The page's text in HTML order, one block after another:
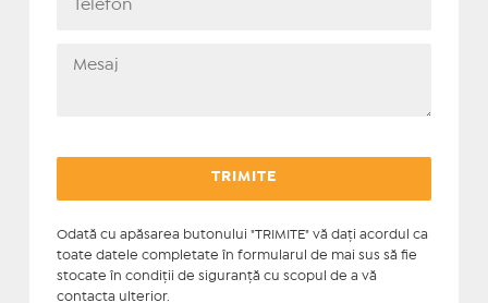
Odată cu apăsarea butonului "TRIMITE" vă daţi acordul ca
toate datele completate în formularul de mai sus să fie
stocate în condiţii de siguranţă cu scopul de a vă
contacta ulterior.